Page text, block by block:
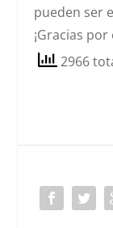
pueden ser
¡Gracias
2966